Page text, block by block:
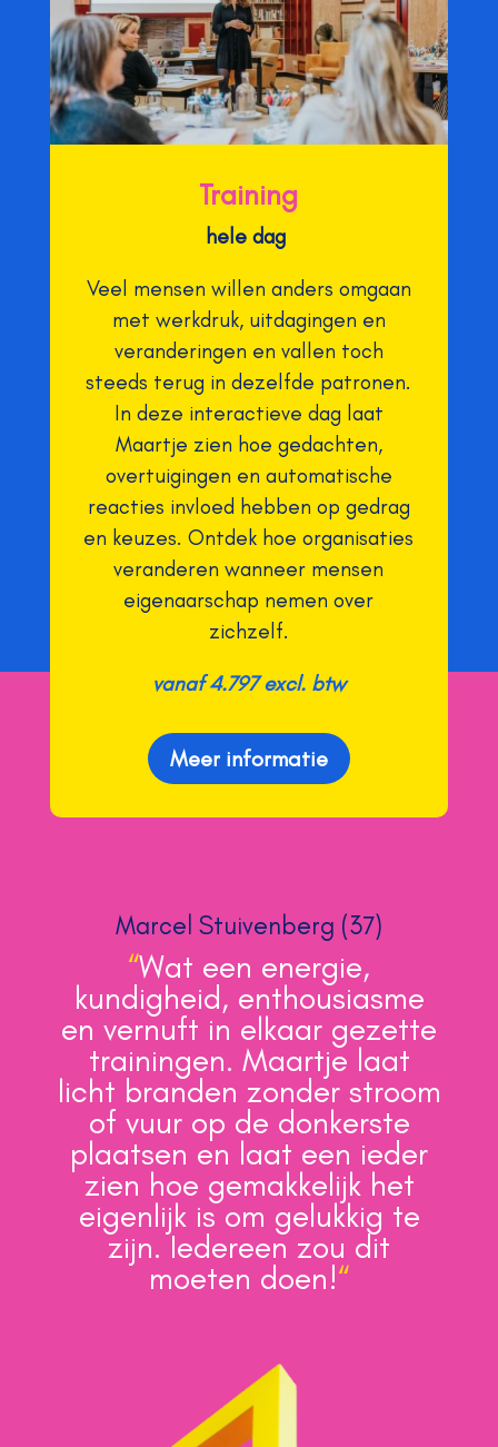
Training
hele dag
Veel mensen willen anders omgaan
met werkdruk, uitdagingen en
veranderingen en vallen toch
steeds terug in dezelfde patronen.
In deze interactieve dag laat
Maartje zien hoe gedachten,
overtuigingen en automatische
reacties invloed hebben op gedrag
en keuzes. Ontdek hoe organisaties
veranderen wanneer mensen
eigenaarschap nemen over
zichzelf.
vanaf 4.797 excl. btw
Meer informatie
Marcel Stuivenberg (37)
“Wat een energie,
kundigheid, enthousiasme
en vernuft in elkaar gezette
trainingen. Maartje laat
licht branden zonder stroom
of vuur op de donkerste
plaatsen en laat een ieder
zien hoe gemakkelijk het
eigenlijk is om gelukkig te
zijn. Iedereen zou dit
moeten doen!“